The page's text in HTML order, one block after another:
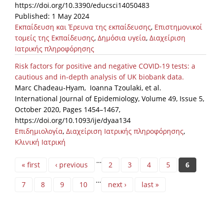
https://doi.org/10.3390/educsci14050483
Published: 1 May 2024
Εκπαίδευση και Έρευνα της εκπαίδευσης, Επιστημονικοί
τομείς της Εκπαίδευσης, Δημόσια υγεία, Διαχείριση
Ιατρικής πληροφόρησης
Risk factors for positive and negative COVID-19 tests: a
cautious and in-depth analysis of UK biobank data.
Marc Chadeau-Hyam, Ioanna Tzoulaki, et al.
International Journal of Epidemiology, Volume 49, Issue 5,
October 2020, Pages 1454–1467,
https://doi.org/10.1093/ije/dyaa134
Επιδημιολογία, Διαχείριση Ιατρικής πληροφόρησης,
Κλινική Ιατρική
Pages
« first ‹ previous … 2 3 4 5 6
7 8 9 10 … next › last »